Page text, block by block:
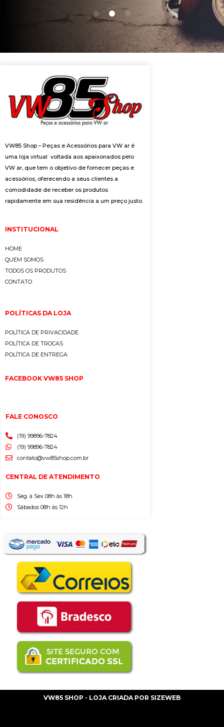
VW85 Shop – Peças e Acessórios para VW ar é
uma loja virtual voltada aos apaixonados pelo
VW ar, que tem o objetivo de fornecer peças e
acessórios, oferecendo a seus clientes a
comodidade de receber os produtos
rapidamente em sua residência a um preço justo.
INSTITUCIONAL
HOME
QUEM SOMOS
TODOS OS PRODUTOS
CONTATO
POLÍTICAS DA LOJA
POLÍTICA DE PRIVACIDADE
POLÍTICA DE TROCAS
POLÍTICA DE ENTREGA
FACEBOOK VW85 SHOP
FALE CONOSCO
(19) 99896-7824
(19) 99896-7824
contato@vw85shop.com.br
CENTRAL DE ATENDIMENTO
Seg. à Sex 08h às 18h
Sábados 08h às 12h
VW85 SHOP - LOJA CRIADA POR SIZEWEB